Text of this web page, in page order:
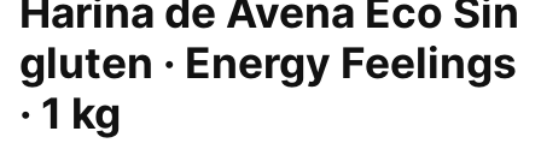
Harina de Avena Eco Sin
gluten · Energy Feelings
· 1 kg